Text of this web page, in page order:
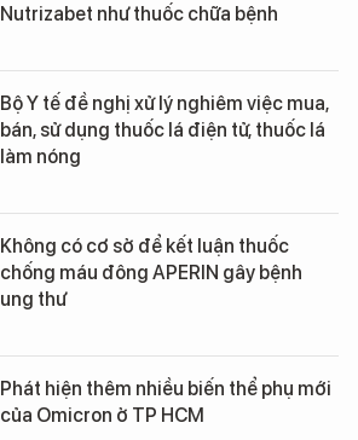
Nutrizabet như thuốc chữa bệnh
Bộ Y tế đề nghị xử lý nghiêm việc mua,
bán, sử dụng thuốc lá điện tử, thuốc lá
làm nóng
Không có cơ sở để kết luận thuốc
chống máu đông APERIN gây bệnh
ung thư
Phát hiện thêm nhiều biến thể phụ mới
của Omicron ở TP HCM